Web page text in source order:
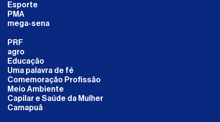
Esporte
PMA
mega-sena
PRF
agro
Educação
Uma palavra de fé
Comemoração Profissão
Meio Ambiente
Capilar e Saúde da Mulher
Camapuã